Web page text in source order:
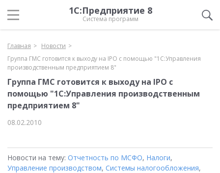
1С:Предприятие 8
Система программ
Главная
Новости
Группа ГМС готовится к выходу на IPO с помощью "1С:Управления
производственным предприятием 8"
Группа ГМС готовится к выходу на IPO с
помощью "1С:Управления производственным
предприятием 8"
08.02.2010
Новости на тему: Отчетность по МСФО, Налоги,
Управление производством, Системы налогообложения,